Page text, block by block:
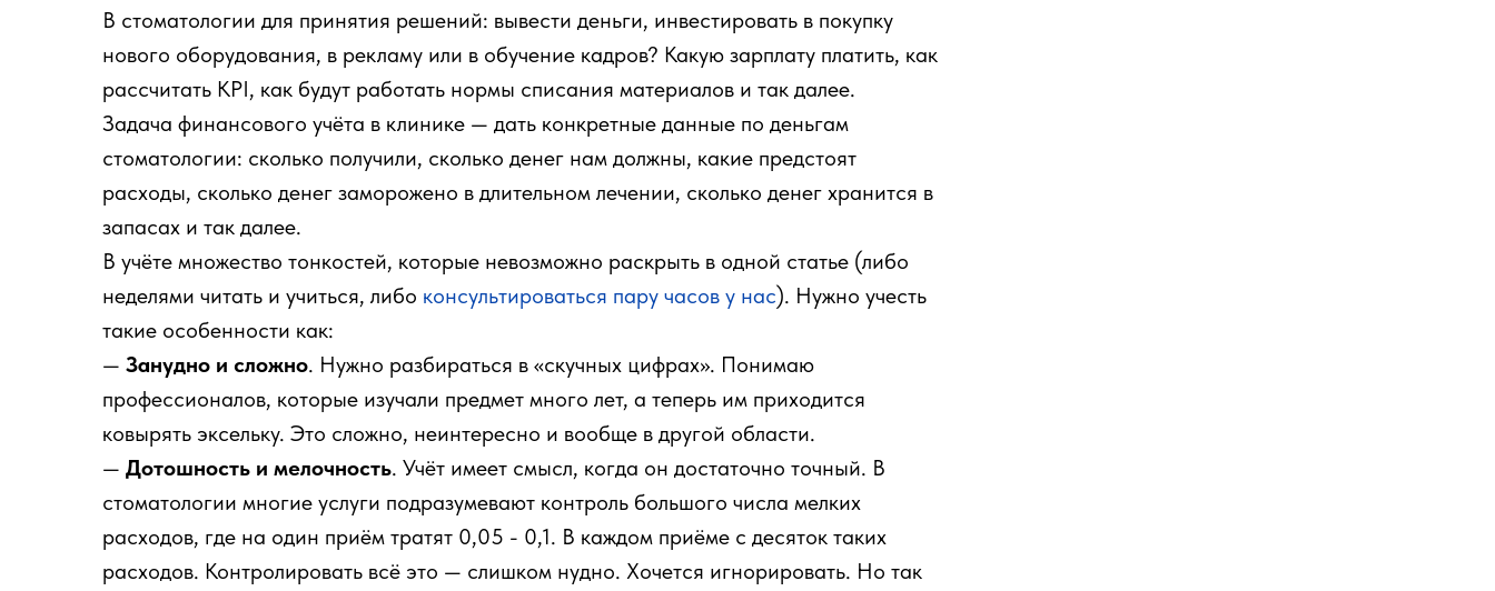
В стоматологии для принятия решений: вывести деньги, инвестировать в покупку
нового оборудования, в рекламу или в обучение кадров? Какую зарплату платить, как
рассчитать KPI, как будут работать нормы списания материалов и так далее.
Задача финансового учёта в клинике — дать конкретные данные по деньгам
стоматологии: сколько получили, сколько денег нам должны, какие предстоят
расходы, сколько денег заморожено в длительном лечении, сколько денег хранится в
запасах и так далее.
В учёте множество тонкостей, которые невозможно раскрыть в одной статье (либо
неделями читать и учиться, либо консультироваться пару часов у нас). Нужно учесть
такие особенности как:
— Занудно и сложно. Нужно разбираться в «скучных цифрах». Понимаю
профессионалов, которые изучали предмет много лет, а теперь им приходится
ковырять эксельку. Это сложно, неинтересно и вообще в другой области.
— Дотошность и мелочность. Учёт имеет смысл, когда он достаточно точный. В
стоматологии многие услуги подразумевают контроль большого числа мелких
расходов, где на один приём тратят 0,05 - 0,1. В каждом приёме с десяток таких
расходов. Контролировать всё это — слишком нудно. Хочется игнорировать. Но так